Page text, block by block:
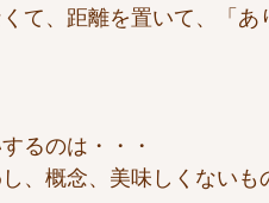
て、距離を置いて、「あ
るのは・・・
、概念、美味しくないも